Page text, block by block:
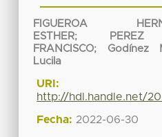
FIGUEROA
ESTHER;
PEREZ
FRANCISCO; Godínez
Lucila
URI:
http://hdl.handle.net/
Fecha: 2022-06-30